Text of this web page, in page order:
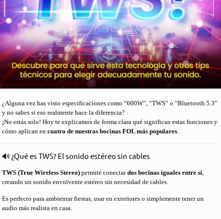
¿Alguna vez has visto especificaciones como “600W”, “TWS” o “Bluetooth 5.3”
y no sabes si eso realmente hace la diferencia?
¡No estás solo! Hoy te explicamos de forma clara qué significan estas funciones y
cómo aplican encuatro de nuestras bocinas FOL más populares.
🔊 ¿Qué es TWS? El sonido estéreo sin cables
TWS (True Wireless Stereo) permite conectardos bocinas iguales entre sí,
creando un sonido envolvente estéreo sin necesidad de cables.
Es perfecto para ambientar fiestas, usar en exteriores o simplemente tener un
audio más realista en casa.